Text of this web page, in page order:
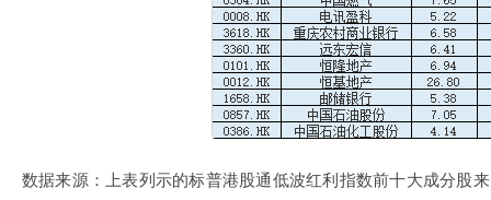
数据来源：上表列示的标普港股通低波红利指数前十大成分股